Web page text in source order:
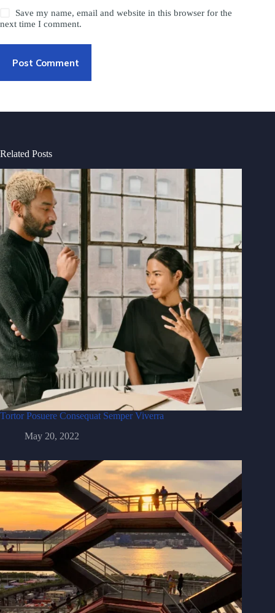
Save my name, email and website in this browser for the
next time I comment.
Post Comment
Related Posts
Tortor Posuere Consequat Semper Viverra
May 20, 2022